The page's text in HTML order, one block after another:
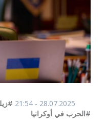
28.07.2025 - 21:54
#الحرب في أوكرانيا